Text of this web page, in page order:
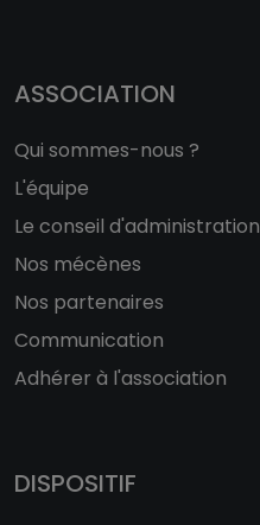
ASSOCIATION
Qui sommes-nous ?
L'équipe
Le conseil d'administration
Nos mécènes
Nos partenaires
Communication
Adhérer à l'association
DISPOSITIF